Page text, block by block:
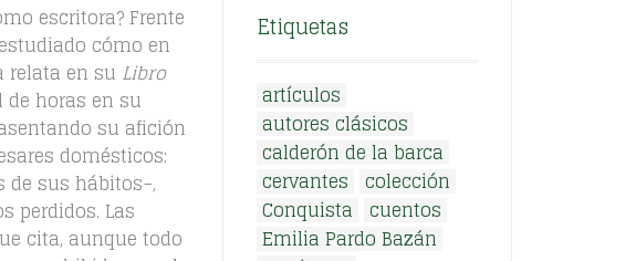
escritora? Frente
cómo en
relata en su Libro
horas en su
su afición
domésticos:
sus hábitos−,
perdidos. Las
cita, aunque todo
Etiquetas
artículos
autores clásicos
calderón de la barca
cervantes colección
Conquista cuentos
Emilia Pardo Bazán